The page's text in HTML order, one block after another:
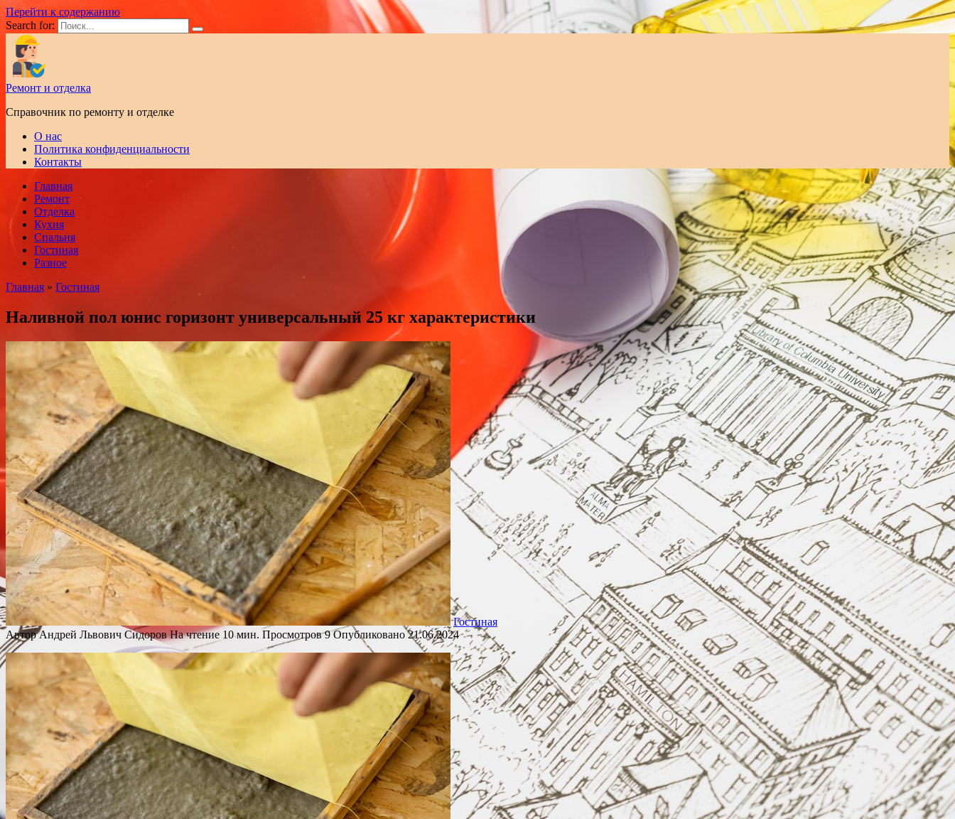
Перейти к содержанию
Search for:
Ремонт и отделка
Справочник по ремонту и отделке
О нас
Политика конфиденциальности
Контакты
Главная
Ремонт
Отделка
Кухня
Спальня
Гостиная
Разное
Главная » Гостиная
Наливной пол юнис горизонт универсальный 25 кг характеристики
Гостиная
АвторАндрей Львович Сидоров На чтение 10 мин. Просмотров 9 Опубликовано 21.06.2024